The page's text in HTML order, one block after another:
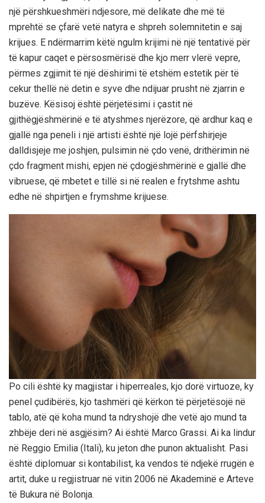
një përshkueshmëri ndjesore, më delikate dhe më të
mprehtë se çfarë vetë natyra e shpreh solemnitetin e saj
krijues. E ndërmarrim këtë ngulm krijimi në një tentativë për
të kapur caqet e përsosmërisë dhe kjo merr vlerë vepre,
përmes zgjimit të një dëshirimi të etshëm estetik për të
cekur thellë në detin e syve dhe ndijuar prusht në zjarrin e
buzëve. Kësisoj është përjetësimi i çastit në
gjithëgjëshmërinë e të atyshmes njerëzore, që ardhur kaq e
gjallë nga peneli i një artisti është një lojë përfshirjeje
dalldisjeje me joshjen, pulsimin në çdo venë, drithërimin në
çdo fragment mishi, epjen në çdogjëshmërinë e gjallë dhe
vibruese, që mbetet e tillë si në realen e frytshme ashtu
edhe në shpirtjen e frymshme krijuese.
Po cili është ky magjistar i hiperreales, kjo dorë virtuoze, ky
penel çudibërës, kjo tashmëri që kërkon të përjetësojë në
tablo, atë që koha mund ta ndryshojë dhe vetë ajo mund ta
zhbëje deri në asgjësim? Ai është Marco Grassi. Ai ka lindur
në Reggio Emilia (Itali), ku jeton dhe punon aktualisht. Pasi
është diplomuar si kontabilist, ka vendos të ndjekë rrugën e
artit, duke u regjistruar në vitin 2006 në Akademinë e Arteve
të Bukura në Bolonja.